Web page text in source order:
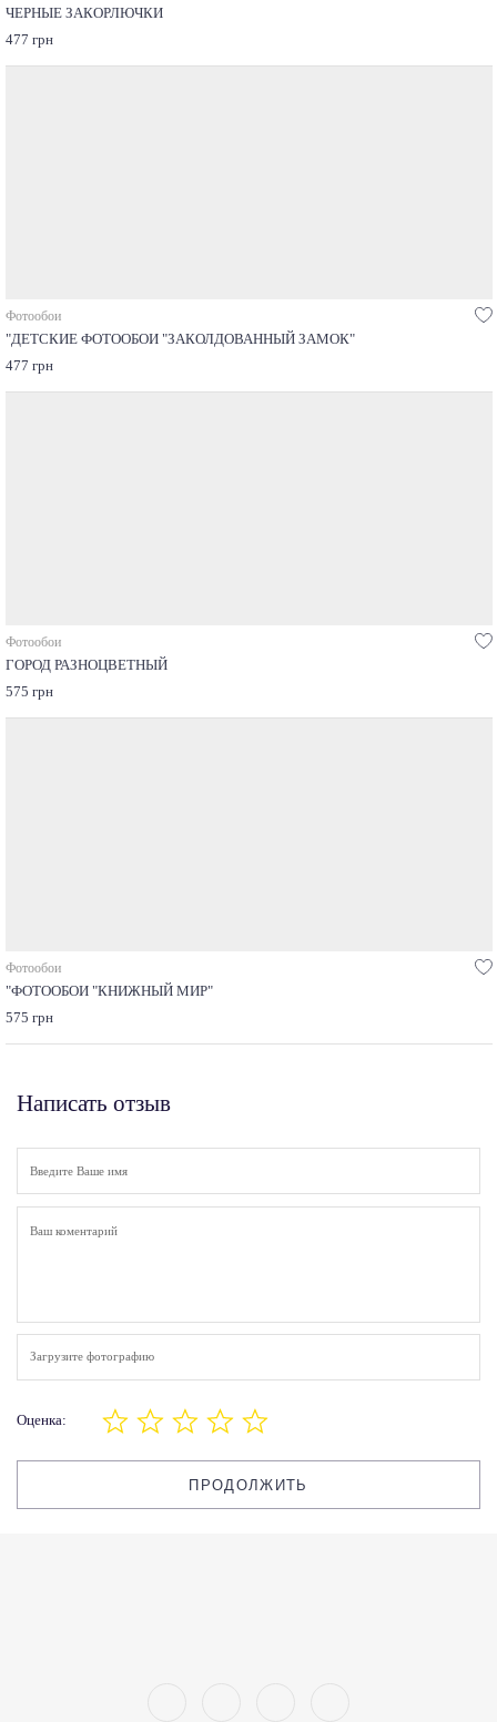
ЧЕРНЫЕ ЗАКОРЛЮЧКИ
477 грн
Фотообои
"ДЕТСКИЕ ФОТООБОИ "ЗАКОЛДОВАННЫЙ ЗАМОК"
477 грн
Фотообои
ГОРОД РАЗНОЦВЕТНЫЙ
575 грн
Фотообои
"ФОТООБОИ "КНИЖНЫЙ МИР"
575 грн
Написать отзыв
Загрузите фотографию
Оценка:
ПРОДОЛЖИТЬ